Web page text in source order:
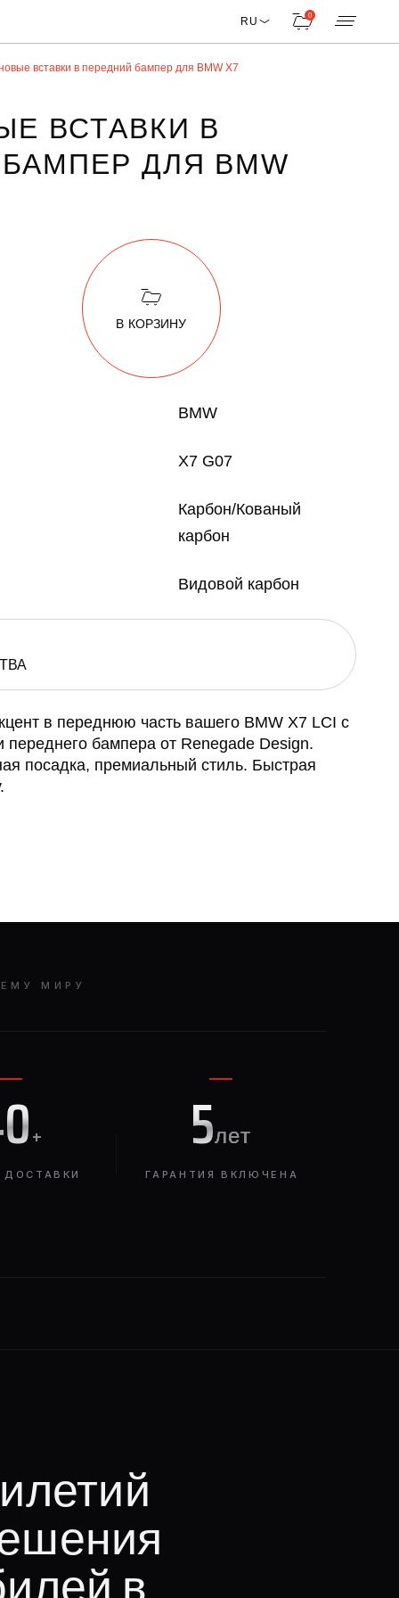
RU 0
вставки в передний бампер для BMW X7
ВСТАВКИ В
ДЛЯ BMW
В КОРЗИНУ
BMW
X7 G07
Карбон/Кованый
карбон
Видовой карбон
в переднюю часть вашего BMW X7 LCI с
переднего бампера от Renegade Design.
посадка, премиальный стиль. Быстрая
МИРУ
+
ДОСТАВКИ
5лет
ГАРАНТИЯ ВКЛЮЧЕНА